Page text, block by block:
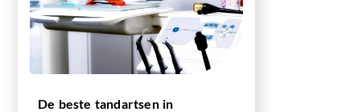
De beste tandartsen in